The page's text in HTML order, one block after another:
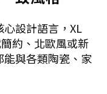
設計語言，XL
約、北歐風或新
與各類陶瓷、家